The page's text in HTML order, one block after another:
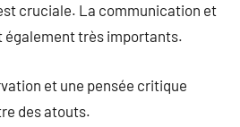
cruciale. La communication et
également très importants.
et une pensée critique
des atouts.